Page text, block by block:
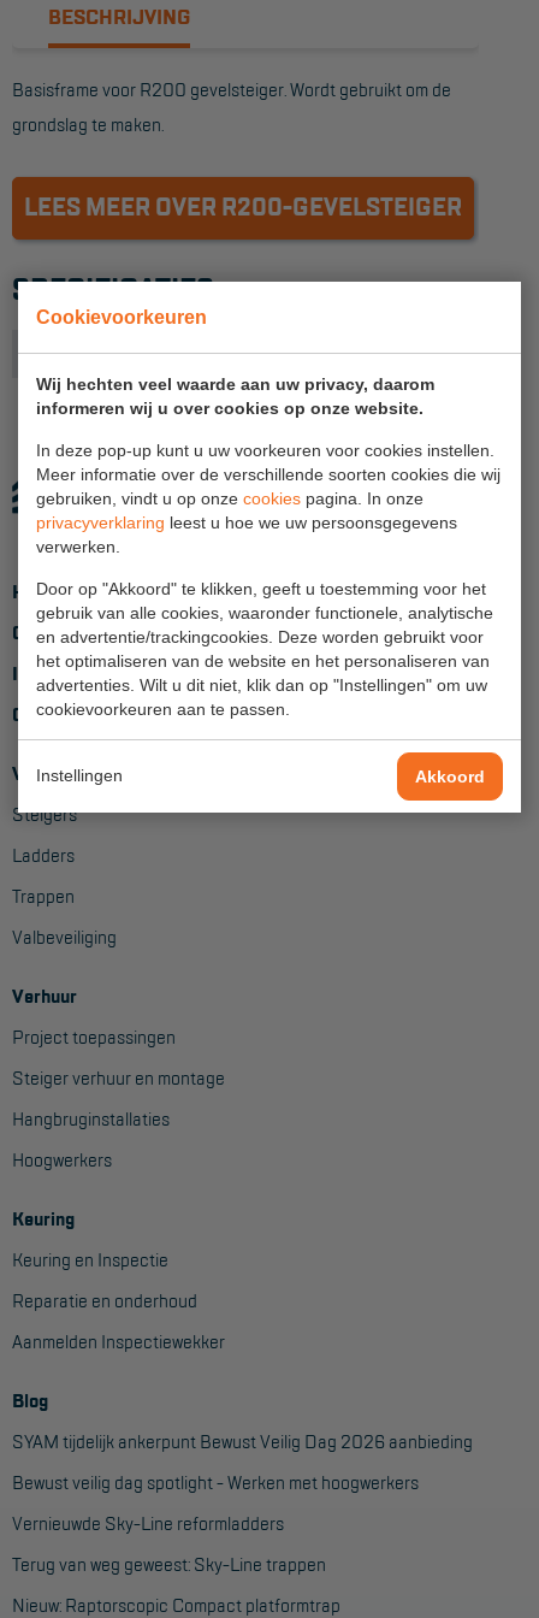
Cookievoorkeuren
Wij hechten veel waarde aan uw privacy, daarom
informeren wij u over cookies op onze website.
In deze pop-up kunt u uw voorkeuren voor cookies instellen.
Meer informatie over de verschillende soorten cookies die wij
gebruiken, vindt u op onze cookies pagina. In onze
privacyverklaring leest u hoe we uw persoonsgegevens
verwerken.
Door op "Akkoord" te klikken, geeft u toestemming voor het
gebruik van alle cookies, waaronder functionele, analytische
en advertentie/trackingcookies. Deze worden gebruikt voor
het optimaliseren van de website en het personaliseren van
advertenties. Wilt u dit niet, klik dan op "Instellingen" om uw
cookievoorkeuren aan te passen.
Instellingen Akkoord
Reddingsmiddelen
ACTIES
Steigers
Rolsteigers
Schilderstellingen
Gevelsteigers
Steiger overkapping
Hangbruginstallaties
Schilderwerkzaamheden
Gevelrenovatie
Hoogwerkers
Telescoop hoogwerkers
Knikarmhoogwerkers
Masthoogwerkers
Autohoogwerkers
Laagbouw
Projectvoorbeelden
Keuring en Inspectie
Ladders en trappen
Steigers
Reparatie en onderhoud
BESCHRIJVING
Basisframe voor R200 gevelsteiger. Wordt gebruikt om de
grondslag te maken.
LEES MEER OVER R200-GEVELSTEIGER
SPECIFICATIES
Productlijn R200 framesteiger
Home
Over ons
Inloggen
Contact
Verkoop
Steigers
Ladders
Trappen
Valbeveiliging
Verhuur
Project toepassingen
Steiger verhuur en montage
Hangbruginstallaties
Hoogwerkers
Keuring
Keuring en Inspectie
Reparatie en onderhoud
Aanmelden Inspectiewekker
Blog
SYAM tijdelijk ankerpunt Bewust Veilig Dag 2026 aanbieding
Bewust veilig dag spotlight - Werken met hoogwerkers
Vernieuwde Sky-Line reformladders
Terug van weg geweest: Sky-Line trappen
Nieuw: Raptorscopic Compact platformtrap